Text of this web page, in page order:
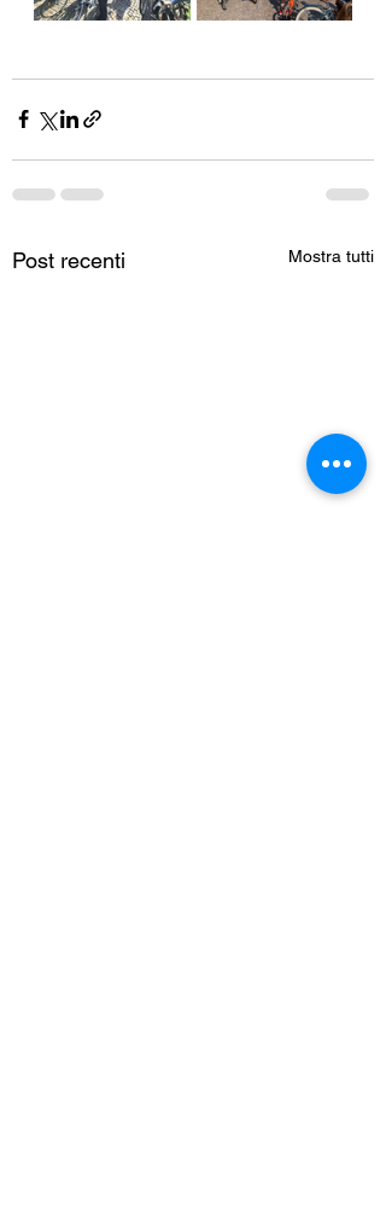
Post recenti Mostra tutti